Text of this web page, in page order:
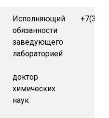
Исполняющий
обязанности
заведующего
лабораторией
доктор
химических
наук